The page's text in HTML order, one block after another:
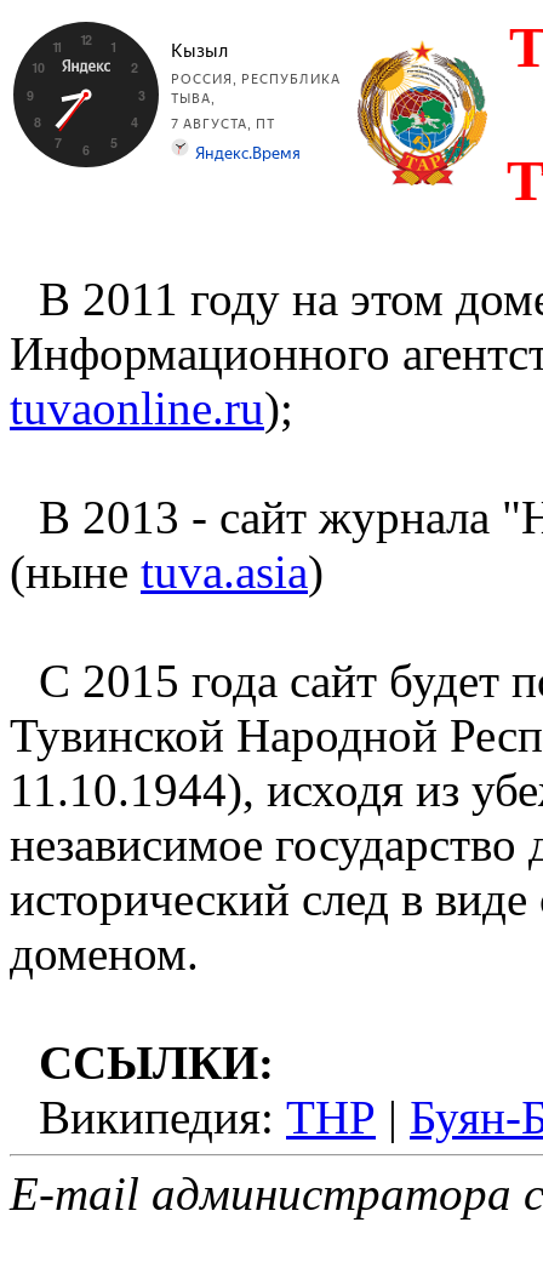
В 2011 году на этом
Информационного
tuvaonline.ru);
В 2013 - сайт журнала
(ныне tuva.asia)
С 2015 года сайт будет
Тувинской Народной
11.10.1944), исходя из
независимое
исторический след в
доменом.
ССЫЛКИ:
Википедия: ТНР | Буян-
E-mail администратора